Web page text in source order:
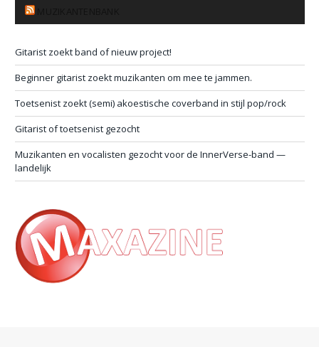
Gitarist zoekt band of nieuw project!
Beginner gitarist zoekt muzikanten om mee te jammen.
Toetsenist zoekt (semi) akoestische coverband in stijl pop/rock
Gitarist of toetsenist gezocht
Muzikanten en vocalisten gezocht voor de InnerVerse-band —
landelijk